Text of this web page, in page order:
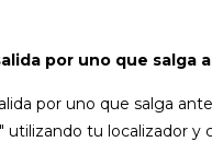
por uno que salga
por uno que salga
utilizando tu localizador